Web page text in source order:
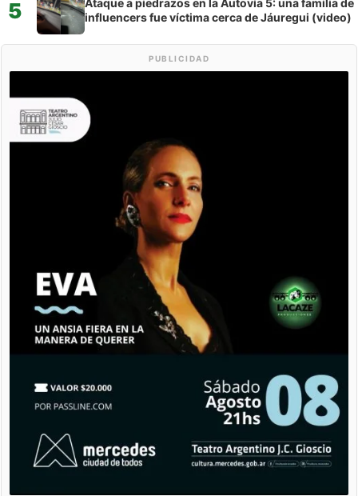
5
Ataque a piedrazos en la Autovía 5: una familia de
influencers fue víctima cerca de Jáuregui (video)
PUBLICIDAD